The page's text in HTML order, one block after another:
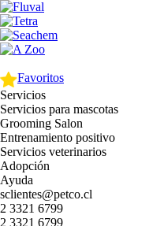
Favoritos
Servicios
Servicios para mascotas
Grooming Salon
Entrenamiento positivo
Servicios veterinarios
Adopción
Ayuda
sclientes@petco.cl
2 3321 6799
2 3321 6799